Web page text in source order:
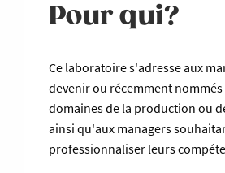
Pour qui?
Ce laboratoire s'adresse aux
devenir ou récemment nommés
domaines de la production ou
ainsi qu'aux managers
professionnaliser leurs